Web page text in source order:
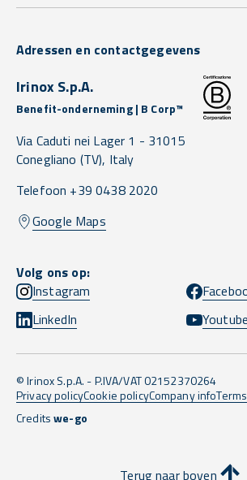
Adressen en contactgegevens
Irinox S.p.A.
Benefit-onderneming | B Corp™
Via Caduti nei Lager 1 - 31015
Conegliano (TV), Italy
Telefoon +39 0438 2020
Google Maps
Volg ons op:
Instagram
LinkedIn
Youtube
© Irinox S.p.A. - P.IVA/VAT 02152370264
Privacy policyCookie policyCompany info
Creditswe-go
Terug naar boven